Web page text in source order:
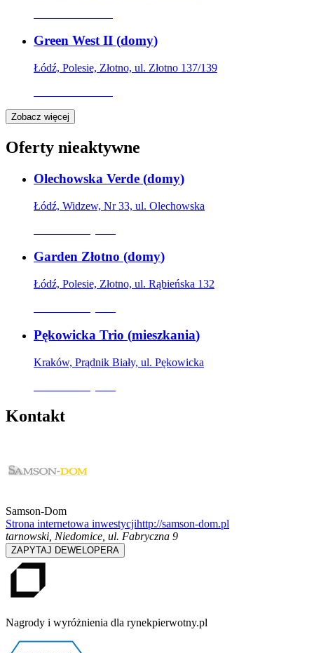
Green West II (domy)
Łódź, Polesie, Złotno, ul. Złotno 137/139
Zobacz więcej
Oferty nieaktywne
Olechowska Verde (domy)
Łódź, Widzew, Nr 33, ul. Olechowska
Garden Złotno (domy)
Łódź, Polesie, Złotno, ul. Rąbieńska 132
Pękowicka Trio (mieszkania)
Kraków, Prądnik Biały, ul. Pękowicka
Kontakt
Samson-Dom
Strona internetowa inwestycjihttp://samson-dom.pl
tarnowski, Niedomice, ul. Fabryczna 9
ZAPYTAJ DEWELOPERA
Nagrody i wyróżnienia dla rynekpierwotny.pl